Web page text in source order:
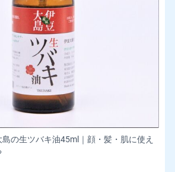
島の生ツバキ油45ml｜顔・髪・肌に使え